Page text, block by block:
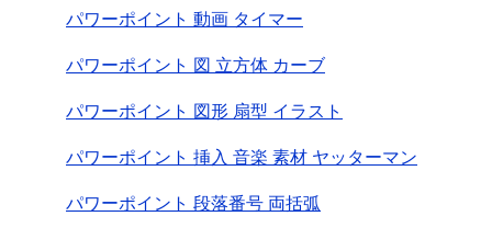
パワーポイント 動画 タイマー
パワーポイント 図 立方体 カーブ
パワーポイント 図形 扇型 イラスト
パワーポイント 挿入 音楽 素材 ヤッターマン
パワーポイント 段落番号 両括弧